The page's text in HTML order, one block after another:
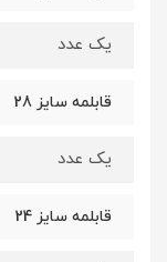
یک عدد
قابلمه سایز 28
یک عدد
قابلمه سایز 24